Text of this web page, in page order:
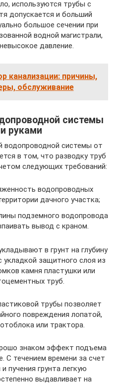
используются трубы с
допускается и больший
большое сечении при
водной магистрали,
давление.
канализации: причины,
обслуживание
системы
руками
водопроводной системы от
в том, что разводку труб
следующих требований:
водопроводных
дачного участка;
подземного водопровода
вывод с краном.
в грунт на глубину
укладкой защитного слоя из
камня пластушки или
труб.
трубы позволяет
повреждения лопатой,
или трактора.
знаком эффект подъема
С течением времени за счет
пучения грунта легкую
выдавливает на